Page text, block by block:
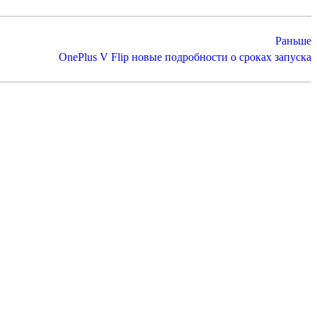
Раньше
OnePlus V Flip новые подробности о сроках запуска